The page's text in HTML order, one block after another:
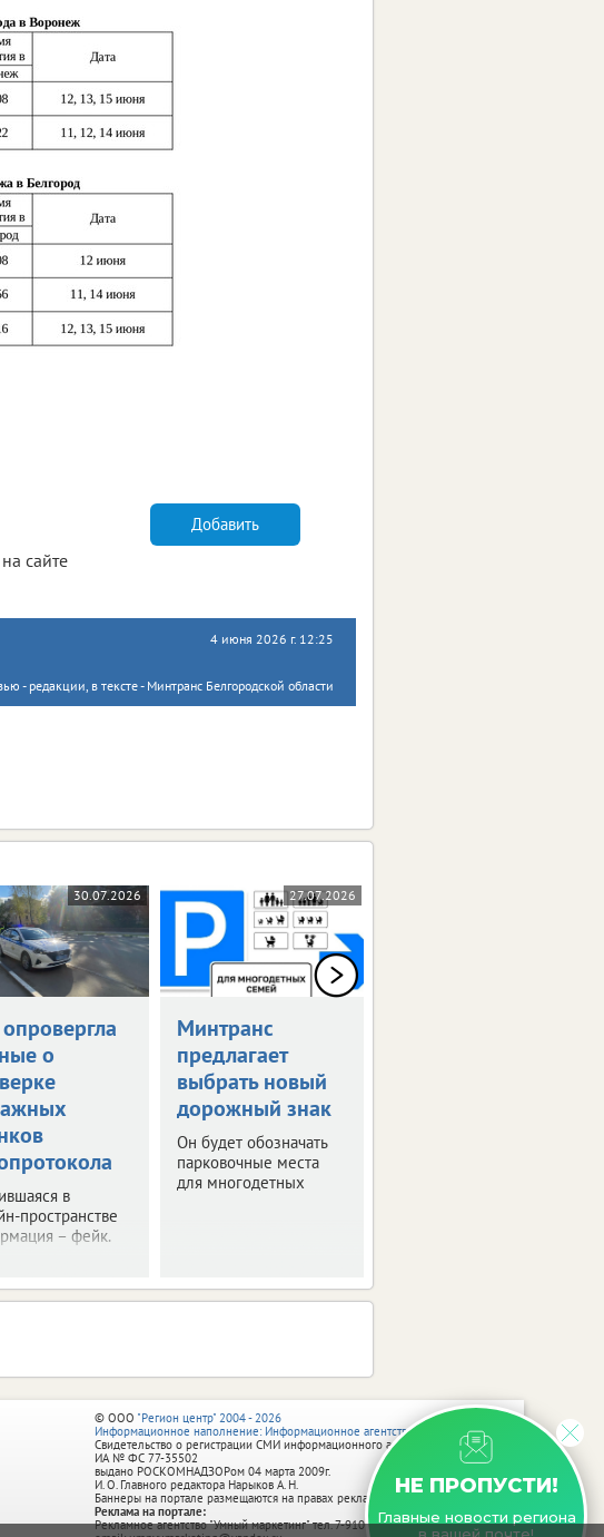
сайте
Добавить
4 июня 2026 г. 12:25
- редакции, в тексте - Минтранс Белгородской области
30.07.2026
о
в
пространстве
– фейк.
27.07.2026
Минтранс
предлагает
выбрать новый
дорожный знак
Он будет обозначать
парковочные места
для многодетных
НЕ ПРОПУСТИ!
Главные новости региона
© ООО "Регион центр" 2004 - 2026
Информационное наполнение: Информационное агентство vRossii.ru
Свидетельство о регистрации СМИ информационного агентства vRossii.ru
ИА № ФС 77‑35502
выдано РОСКОМНАДЗОРом 04 марта 2009г.
И. О. Главного редактора Нарыков А. Н.
Баннеры на портале размещаются на правах рекламы.
Реклама на портале:
Рекламное агентство "Умный маркетинг" тел. 7-910-267-70-40,